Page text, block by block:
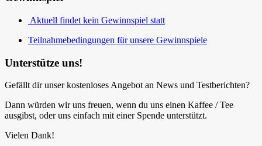
Aktuell findet kein Gewinnspiel statt
Teilnahmebedingungen für unsere Gewinnspiele
Unterstütze uns!
Gefällt dir unser kostenloses Angebot an News und Testberichten?
Dann würden wir uns freuen, wenn du uns einen Kaffee / Tee
ausgibst, oder uns einfach mit einer Spende unterstützt.
Vielen Dank!